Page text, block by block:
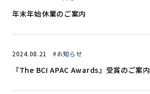
年末年始休業のご案内
2024.08.21 #お知らせ
『The BCI APAC Awards』受賞のご案内